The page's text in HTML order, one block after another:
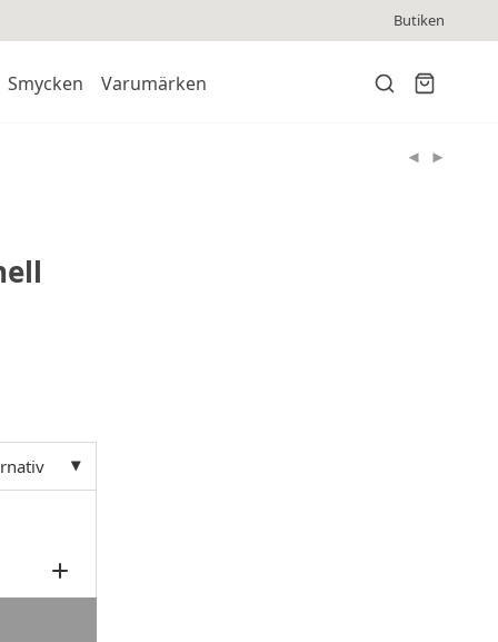
Butiken
Smycken Varumärken